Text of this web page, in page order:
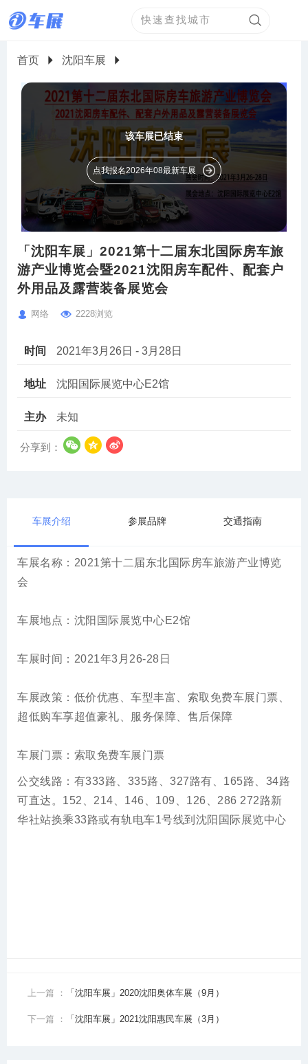
首页 沈阳车展
该车展已结束
点我报名2026年08最新车展
「沈阳车展」2021第十二届东北国际房车旅
游产业博览会暨2021沈阳房车配件、配套户
外用品及露营装备展览会
网络 2228浏览
时间 2021年3月26日 - 3月28日
地址 沈阳国际展览中心E2馆
主办 未知
分享到：
车展介绍 参展品牌 交通指南
车展名称：2021第十二届东北国际房车旅游产业博览
会
车展地点：沈阳国际展览中心E2馆
车展时间：2021年3月26-28日
车展政策：低价优惠、车型丰富、索取免费车展门票、
超低购车享超值豪礼、服务保障、售后保障
车展门票：索取免费车展门票
公交线路：有333路、335路、327路有、165路、34路
可直达。152、214、146、109、126、286 272路新
华社站换乘33路或有轨电车1号线到沈阳国际展览中心
上一篇 ： 「沈阳车展」2020沈阳奥体车展（9月）
下一篇 ： 「沈阳车展」2021沈阳惠民车展（3月）